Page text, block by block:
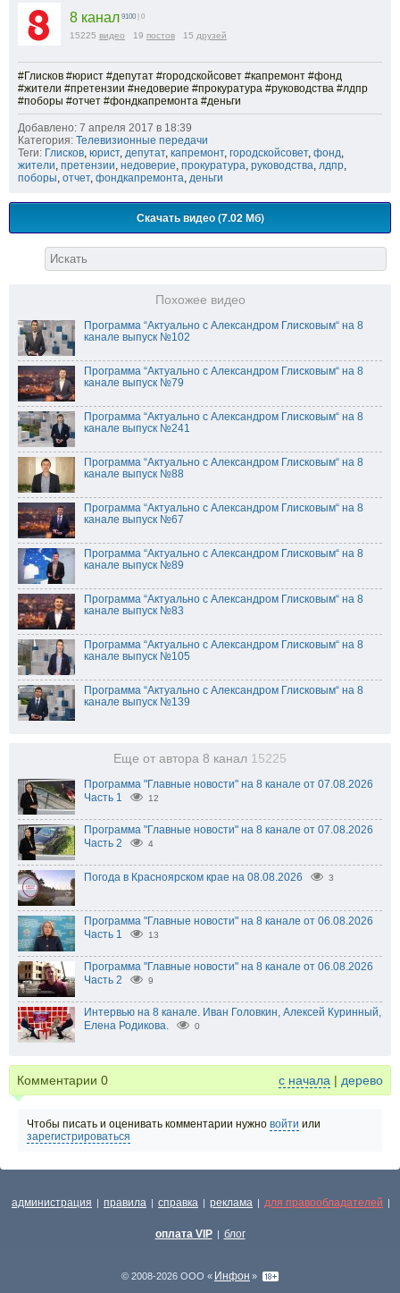
8 канал 9100 | 0
15225 видео 19 постов 15 друзей
#Глисков #юрист #депутат #городскойсовет #капремонт #фонд
#жители #претензии #недоверие #прокуратура #руководства #лдпр
#поборы #отчет #фондкапремонта #деньги
Добавлено: 7 апреля 2017 в 18:39
Категория: Телевизионные передачи
Теги: Глисков, юрист, депутат, капремонт, городскойсовет, фонд,
жители, претензии, недоверие, прокуратура, руководства, лдпр,
поборы, отчет, фондкапремонта, деньги
Скачать видео (7.02 Мб)
Похожее видео
Программа “Актуально с Александром Глисковым“ на 8
канале выпуск №102
Программа “Актуально с Александром Глисковым“ на 8
канале выпуск №79
Программа “Актуально с Александром Глисковым“ на 8
канале выпуск №241
Программа “Актуально с Александром Глисковым“ на 8
канале выпуск №88
Программа “Актуально с Александром Глисковым“ на 8
канале выпуск №67
Программа “Актуально с Александром Глисковым“ на 8
канале выпуск №89
Программа “Актуально с Александром Глисковым“ на 8
канале выпуск №83
Программа “Актуально с Александром Глисковым“ на 8
канале выпуск №105
Программа “Актуально с Александром Глисковым“ на 8
канале выпуск №139
Еще от автора 8 канал 15225
Программа "Главные новости" на 8 канале от 07.08.2026
Часть 1
12
Программа "Главные новости" на 8 канале от 07.08.2026
Часть 2
4
Погода в Красноярском крае на 08.08.2026 3
Программа "Главные новости" на 8 канале от 06.08.2026
Часть 1
13
Программа "Главные новости" на 8 канале от 06.08.2026
Часть 2
9
Интервью на 8 канале. Иван Головкин, Алексей Куринный,
Елена Родикова.
0
Комментарии 0 с начала | дерево
Чтобы писать и оценивать комментарии нужно войти или
зарегистрироваться
администрация | правила | справка | реклама | для правообладателей |
оплата VIP | блог
© 2008-2026 ООО « Инфон »